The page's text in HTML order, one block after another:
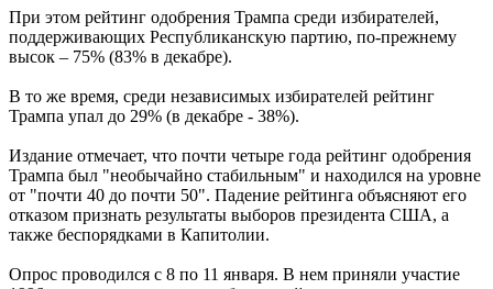
При этом рейтинг одобрения Трампа среди избирателей,
поддерживающих Республиканскую партию, по-прежнему
высок – 75% (83% в декабре).
В то же время, среди независимых избирателей рейтинг
Трампа упал до 29% (в декабре - 38%).
Издание отмечает, что почти четыре года рейтинг одобрения
Трампа был "необычайно стабильным" и находился на уровне
от "почти 40 до почти 50". Падение рейтинга объясняют его
отказом признать результаты выборов президента США, а
также беспорядками в Капитолии.
Опрос проводился с 8 по 11 января. В нем приняли участие